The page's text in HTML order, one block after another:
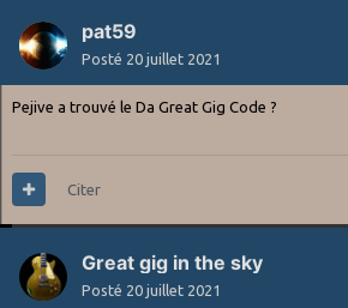
pat59
Posté 20 juillet 2021
Pejive a trouvé le Da Great Gig Code ?
Citer
Great gig in the sky
Posté 20 juillet 2021